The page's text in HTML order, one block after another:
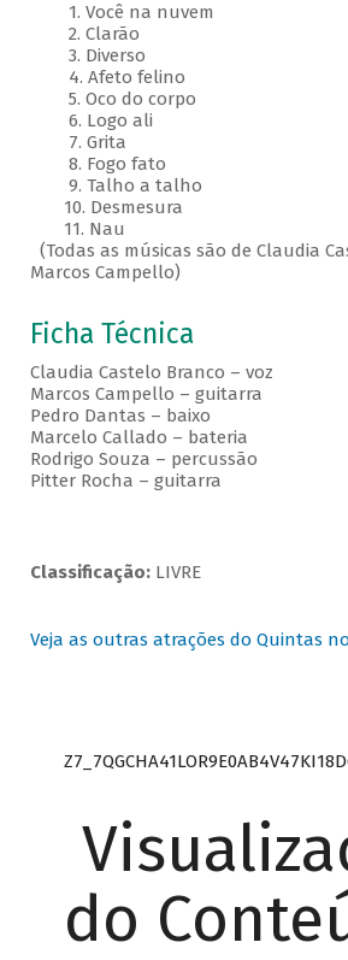
1. Você na nuvem
2. Clarão
3. Diverso
4. Afeto felino
5. Oco do corpo
6. Logo ali
7. Grita
8. Fogo fato
9. Talho a talho
10. Desmesura
11. Nau
(Todas as músicas são de Claudia
Marcos Campello)
Ficha Técnica
Claudia Castelo Branco – voz
Marcos Campello – guitarra
Pedro Dantas – baixo
Marcelo Callado – bateria
Rodrigo Souza – percussão
Pitter Rocha – guitarra
Classificação: LIVRE
Veja as outras atrações do Quintas no
do